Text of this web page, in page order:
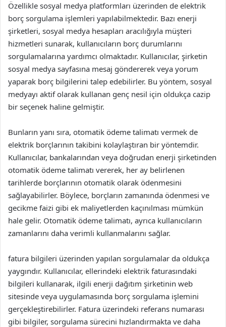
Özellikle sosyal medya platformları üzerinden de elektrik
borç sorgulama işlemleri yapılabilmektedir. Bazı enerji
şirketleri, sosyal medya hesapları aracılığıyla müşteri
hizmetleri sunarak, kullanıcıların borç durumlarını
sorgulamalarına yardımcı olmaktadır. Kullanıcılar, şirketin
sosyal medya sayfasına mesaj göndererek veya yorum
yaparak borç bilgilerini talep edebilirler. Bu yöntem, sosyal
medyayı aktif olarak kullanan genç nesil için oldukça cazip
bir seçenek haline gelmiştir.
Bunların yanı sıra, otomatik ödeme talimatı vermek de
elektrik borçlarının takibini kolaylaştıran bir yöntemdir.
Kullanıcılar, bankalarından veya doğrudan enerji şirketinden
otomatik ödeme talimatı vererek, her ay belirlenen
tarihlerde borçlarının otomatik olarak ödenmesini
sağlayabilirler. Böylece, borçların zamanında ödenmesi ve
gecikme faizi gibi ek maliyetlerden kaçınılması mümkün
hale gelir. Otomatik ödeme talimatı, ayrıca kullanıcıların
zamanlarını daha verimli kullanmalarını sağlar.
fatura bilgileri üzerinden yapılan sorgulamalar da oldukça
yaygındır. Kullanıcılar, ellerindeki elektrik faturasındaki
bilgileri kullanarak, ilgili enerji dağıtım şirketinin web
sitesinde veya uygulamasında borç sorgulama işlemini
gerçekleştirebilirler. Fatura üzerindeki referans numarası
gibi bilgiler, sorgulama sürecini hızlandırmakta ve daha